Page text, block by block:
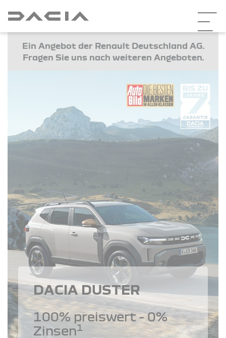
Ein Angebot der Renault Deutschland AG.
Fragen Sie uns nach weiteren Angeboten.
DACIA DUSTER
100% preiswert - 0%
Zinsen1